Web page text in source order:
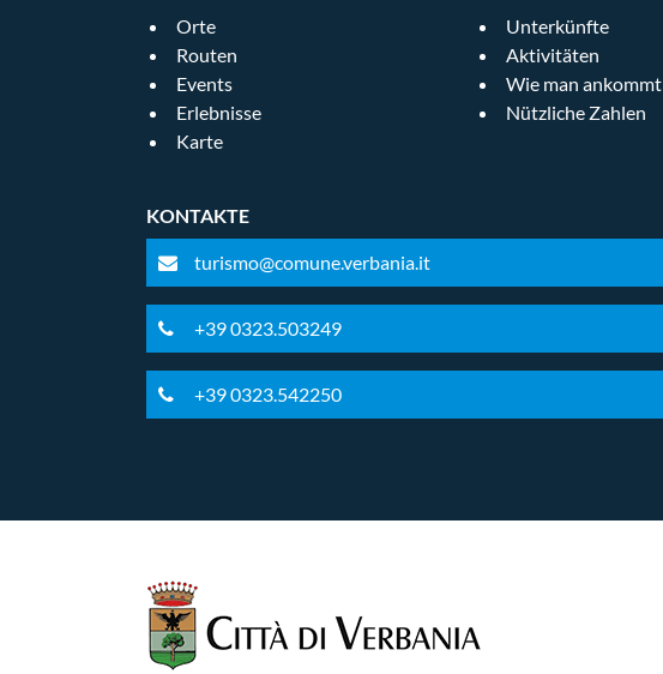
Orte
Routen
Events
Erlebnisse
Karte
Unterkünfte
Aktivitäten
Wie man ankommt
Nützliche Zahlen
KONTAKTE
turismo@comune.verbania.it
+39 0323.503249
+39 0323.542250